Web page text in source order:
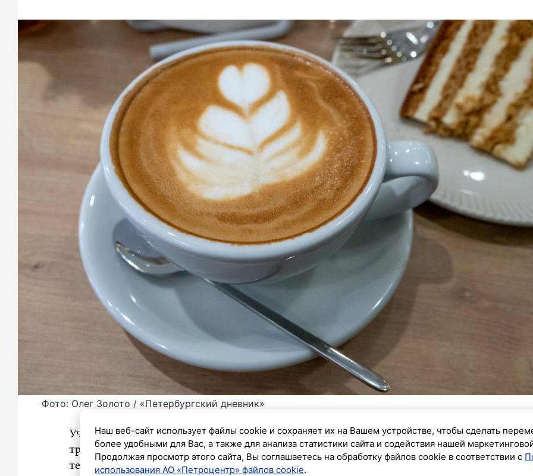
Фото: Олег Золото / «Петербургский дневник»
Ученые предложили заменить утренний кофе на чай матча, чтобы снизить стресс и
тревожность. Матча – это концентрированный зеленый чай, в котором содержатся L-
теанин и EGCG, пишет«Вечерняя Москва».
Наш веб-сайт использует файлы cookie и сохраняет их на Вашем устройстве, чтобы сделать
более удобными для Вас, а также для анализа статистики сайта и содействия нашей
Продолжая просмотр этого сайта, Вы соглашаетесь на обработку файлов cookie в соответствии с
использования АО «Петроцентр» файлов cookie.